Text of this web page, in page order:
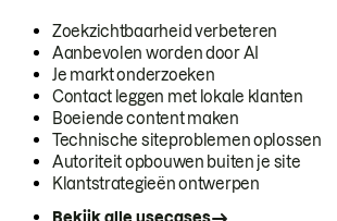
Zoekzichtbaarheid verbeteren
Aanbevolen worden door AI
Je markt onderzoeken
Contact leggen met lokale klanten
Boeiende content maken
Technische siteproblemen oplossen
Autoriteit opbouwen buiten je site
Klantstrategieën ontwerpen